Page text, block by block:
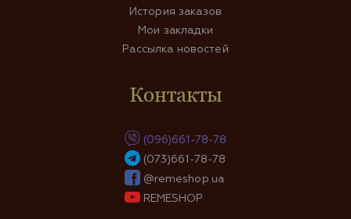
История заказов
Мои закладки
Рассылка новостей
Контакты
(096)661-78-78
(073)661-78-78
@remeshop.ua
REMESHOP